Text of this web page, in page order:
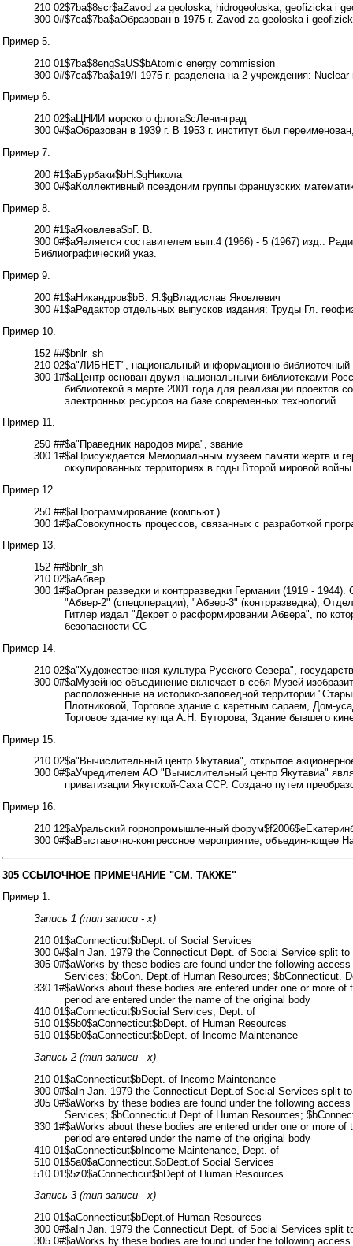
210 02$7ba$8scr$aZavod za geoloska, hidrogeoloska, geofizicka i
300 0#$7ca$7ba$aОбразован в 1975 г. Zavod za geoloska i
Пример 5.
210 01$7ba$8eng$aUS$bAtomic energy commission
300 0#$7ca$7ba$a19/I-1975 г. разделена на 2 учреждения:
Пример 6.
210 02$aЦНИИ морского флота$cЛенинград
300 0#$aОбразован в 1939 г. В 1953 г. институт был
Пример 7.
200 #1$aБурбаки$bН.$gНикола
300 0#$aКоллективный псевдоним группы французских
Пример 8.
200 #1$aЯковлева$bГ. В.
300 0#$aЯвляется составителем вып.4 (1966) - 5 (1967) изд.:
Библиографический указ.
Пример 9.
200 #1$aНикандров$bВ. Я.$gВладислав Яковлевич
300 #1$aРедактор отдельных выпусков издания: Труды Гл.
Пример 10.
152 ##$bnlr_sh
210 02$a"ЛИБНЕТ", национальный информационно-библиотечный
300 1#$aЦентр основан двумя национальными библиотеками
библиотекой в марте 2001 года для реализации проектов
электронных ресурсов на базе современных технологий
Пример 11.
250 ##$a"Праведник народов мира", звание
300 1#$aПрисуждается Мемориальным музеем памяти жертв и
оккупированных территориях в годы Второй мировой войны
Пример 12.
250 ##$aПрограммирование (компьют.)
300 1#$aСовокупность процессов, связанных с разработкой
Пример 13.
152 ##$bnlr_sh
210 02$aАбвер
300 1#$aОрган разведки и контрразведки Германии (1919 -
"Абвер-2" (спецоперации), "Абвер-3" (контрразведка),
Гитлер издал "Декрет о расформировании Абвера", по
безопасности СС
Пример 14.
210 02$a"Художественная культура Русского Севера",
300 0#$aМузейное объединение включает в себя Музей
расположенные на историко-заповедной территории
Плотниковой, Торговое здание с каретным сараем, Дом-
Торговое здание купца А.Н. Буторова, Здание бывшего
Пример 15.
210 02$a"Вычислительный центр Якутавиа", открытое
300 0#$aУчредителем АО "Вычислительный центр Якутавиа"
приватизации Якутской-Саха ССР. Создано путем
Пример 16.
210 12$aУральский горнопромышленный
300 0#$aВыставочно-конгрессное мероприятие, объединяющее
305 ССЫЛОЧНОЕ ПРИМЕЧАНИЕ "СМ. ТАКЖЕ"
Пример 1.
Запись 1 (тип записи - x)
210 01$aConnecticut$bDept. of Social Services
300 0#$aIn Jan. 1979 the Connecticut Dept. of Social Service split
305 0#$aWorks by these bodies are found under the following
Services; $bCon. Dept.of Human Resources; $bConnecticut.
330 1#$aWorks about these bodies are entered under one or more
period are entered under the name of the original body
410 01$aConnecticut$bSocial Services, Dept. of
510 01$5b0$aConnecticut$bDept. of Human Resources
510 01$5b0$aConnecticut$bDept. of Income Maintenance
Запись 2 (тип записи - x)
210 01$aConnecticut$bDept. of Income Maintenance
300 0#$aIn Jan. 1979 the Connecticut Dept.of Social Services split
305 0#$aWorks by these bodies are found under the following
Services; $bConnecticut Dept.of Human Resources;
330 1#$aWorks about these bodies are entered under one or more
period are entered under the name of the original body
410 01$aConnecticut$bIncome Maintenance, Dept. of
510 01$5a0$aConnecticut.$bDept.of Social Services
510 01$5z0$aConnecticut$bDept.of Human Resources
Запись 3 (тип записи - x)
210 01$aConnecticut$bDept.of Human Resources
300 0#$aIn Jan. 1979 the Connecticut Dept. of Social Services split
305 0#$aWorks by these bodies are found under the following